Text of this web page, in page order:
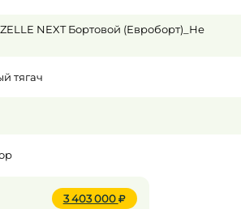
NEXT Бортовой (Евроборт)_Не
тягач
3 403 000